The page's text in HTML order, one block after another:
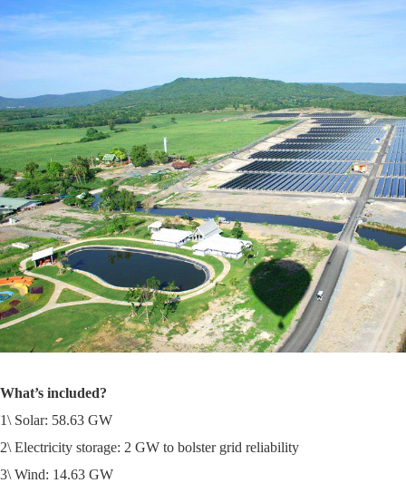
What’s included?
1\ Solar: 58.63 GW
2\ Electricity storage: 2 GW to bolster grid reliability
3\ Wind: 14.63 GW